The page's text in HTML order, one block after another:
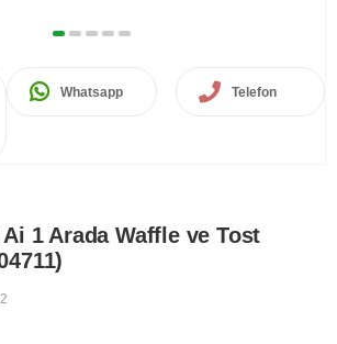
Whatsapp Telefon
1 Arada Waffle ve Tost